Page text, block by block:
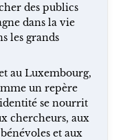
des publics
dans la vie
les grands
au Luxembourg,
un repère
se nourrit
chercheurs, aux
et aux